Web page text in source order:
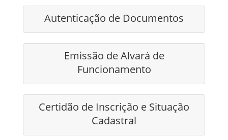
Autenticação de Documentos
Emissão de Alvará de
Funcionamento
Certidão de Inscrição e Situação
Cadastral